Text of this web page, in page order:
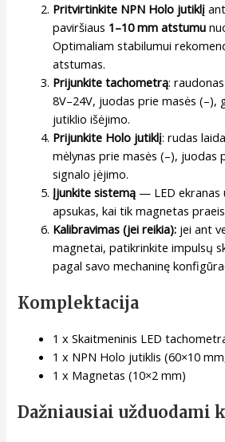
Pritvirtinkite NPN Holo jutiklį
paviršiaus 1–10 mm atstumu
Optimaliam stabilumui
atstumas.
Prijunkite tachometrą:
8V–24V, juodas prie masės (–),
jutiklio išėjimo.
Prijunkite Holo jutiklį: rudas
mėlynas prie masės (–), juodas
signalo įėjimo.
Įjunkite sistemą — LED ekranas
apsukas, kai tik magnetas
Kalibravimas (jei reikia): jei ant
magnetai, patikrinkite impulsų
pagal savo mechaninę
Komplektacija
1 x Skaitmeninis LED
1 x NPN Holo jutiklis (60×10
1 x Magnetas (10×2 mm)
Dažniausiai užduodami